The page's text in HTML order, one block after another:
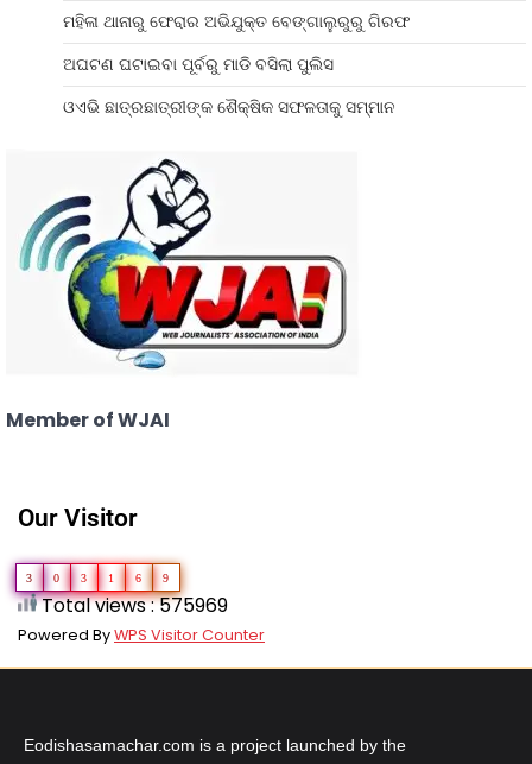
ମହିଳା ଥାନାରୁ ଫେରାର ଅଭିଯୁକ୍ତ ବେଙ୍ଗାଲୁରୁରୁ ଗିରଫ
ଅଘଟଣ ଘଟାଇବା ପୂର୍ବରୁ ମାଡି ବସିଲା ପୁଲିସ
ଓଏଭି ଛାତ୍ରଛାତ୍ରୀଙ୍କ ଶୈକ୍ଷିକ ସଫଳତାକୁ ସମ୍ମାନ
Member of WJAI
Our Visitor
3 0 3 1 6 9
Total views : 575969
Powered ByWPS Visitor Counter
Eodishasamachar.com is a project launched by the